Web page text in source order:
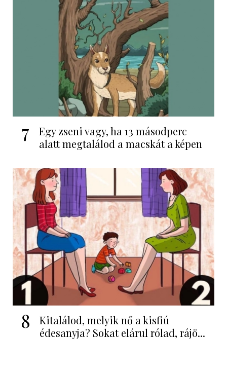
7
Egy zseni vagy, ha 13 másodperc
alatt megtalálod a macskát a képen
8
Kitalálod, melyik nő a kisfiú
édesanyja? Sokat elárul rólad, rájö...